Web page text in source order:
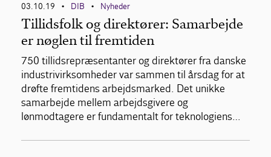
03.10.19 • DIB • Nyheder
Tillidsfolk og direktører: Samarbejde
er nøglen til fremtiden
750 tillidsrepræsentanter og direktører fra danske
industrivirksomheder var sammen til årsdag for at
drøfte fremtidens arbejdsmarked. Det unikke
samarbejde mellem arbejdsgivere og
lønmodtagere er fundamentalt for teknologiens…